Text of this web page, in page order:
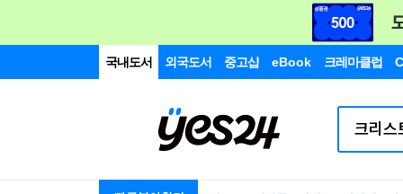
국내도서 외국도서 중고샵 eBook 크레마클럽